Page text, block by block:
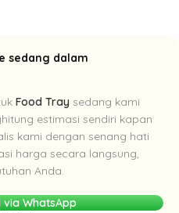
sedang dalam
Food Tray sedang kami
estimasi sendiri kapan
kami dengan senang hati
harga secara langsung,
Anda.
via WhatsApp